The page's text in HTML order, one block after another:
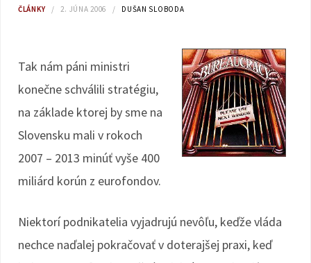
o
o
b
e
ČLÁNKY 2. JÚNA 2006 DUŠAN SLOBODA
Tak nám páni ministri
konečne schválili stratégiu,
na základe ktorej by sme na
Slovensku mali v rokoch
2007 – 2013 minúť vyše 400
miliárd korún z eurofondov.
Niektorí podnikatelia vyjadrujú nevôľu, keďže vláda
nechce naďalej pokračovať v doterajšej praxi, keď